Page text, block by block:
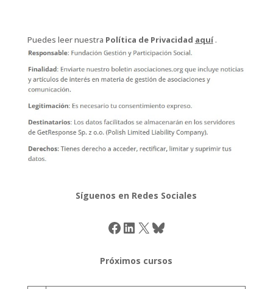
Puedes leer nuestra Política de Privacidad aquí .
Síguenos en Redes Sociales
Facebook
LinkedIn
X Bluesky
Próximos cursos